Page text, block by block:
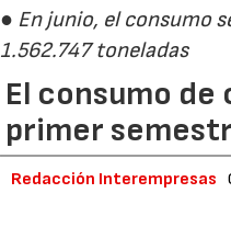
● En junio, el consumo
1.562.747 toneladas
El consumo
primer
Redacción Interempresas